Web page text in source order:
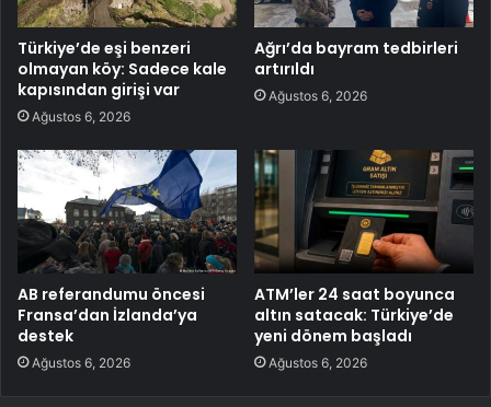
Türkiye’de eşi benzeri
olmayan köy: Sadece kale
kapısından girişi var
Ağustos 6, 2026
Ağrı’da bayram tedbirleri
artırıldı
Ağustos 6, 2026
AB referandumu öncesi
Fransa’dan İzlanda’ya
destek
Ağustos 6, 2026
ATM’ler 24 saat boyunca
altın satacak: Türkiye’de
yeni dönem başladı
Ağustos 6, 2026